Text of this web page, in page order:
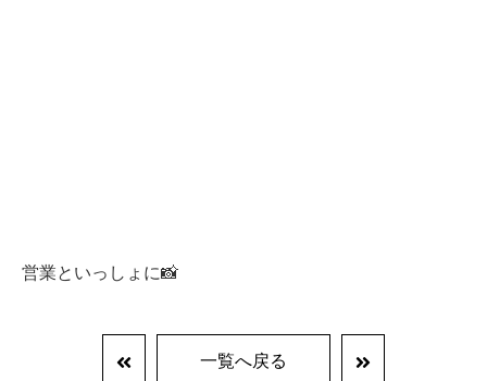
営業といっしょに📸
一覧へ戻る